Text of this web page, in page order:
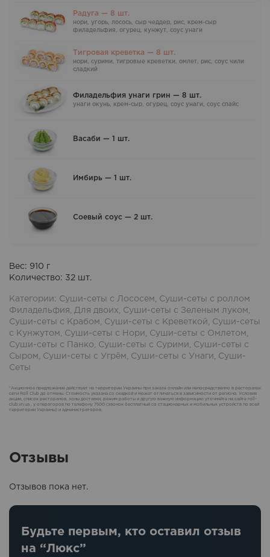
Радуга — 8 шт.
нори, угорь, лосось, сыр чеддер, рис, крем-сыр
филадельфия, огурец, кунжут, соус унаги
Тигровая креветка — 8 шт.
нори, сурими, тигровые креветки, омлет, рис, cоус чили
cладкий
Филадельфия унаги грин — 8 шт.
унаги окунь, крем-сыр, огурец, соус унаги, соус спайс
Васаби — 1 шт.
Имбирь — 1 шт.
Соевый соус — 2 шт.
Вес: 910 г
Количество: 32 шт.
Категории: Суши-сеты с Лососем
Суши-сеты с роллом
Филадельфия
Для двоих Суши-сеты с Зеленым луком
Суши-сеты с Крабом
Суши-сеты с Креветкой
Суши-сеты
с Кунжутом
Суши-сеты с Нори Суши-сеты с Омлетом
Суши-сеты с Панко
Суши-сеты с Сурими
Суши-сеты с
Сыром
Суши-сеты с Угрём Суши-сеты с Унаги
Суши-
Сеты
*Акционное предложение действует на территории Украины при заказе онлайн или непосредственно в ресторанах
сети Roll Club до отмены. Стоимость указана со скидкой и может отличаться в зависимости от региона. Условия
акции, список ресторанов, зоны доставки, режим работы и другую важную информацию уточняйте на сайте roll-
club.vn.ua , у операторов по телефону 7500 (звонок бесплатный со стационарных и мобильных устройств по всей
территории Украины) и администраторов.
Отзывы
Отзывов пока нет.
Будьте первым, кто оставил отзыв
на “Люкс”